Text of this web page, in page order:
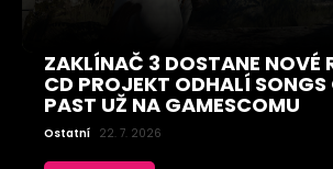
ZAKLÍNAČ 3 DOSTANE NOVÉ
CD PROJEKT ODHALÍ SONGS
PAST UŽ NA GAMESCOMU
Ostatní 22. 7. 2026